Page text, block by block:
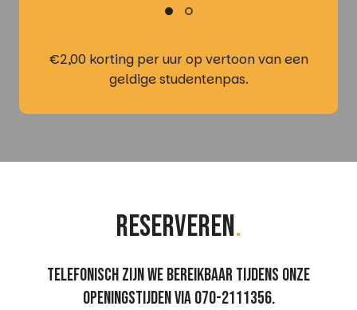
€2,00 korting per uur op vertoon van een
geldige studentenpas.
reserveren.
Telefonisch zijn we bereikbaar tijdens onze
openingstijden via 070-2111356.